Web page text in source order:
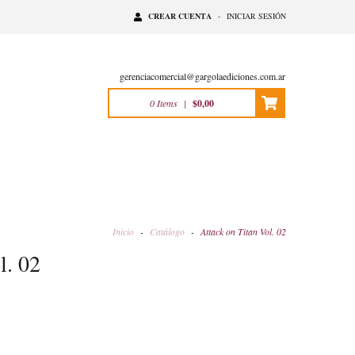
CREAR CUENTA - INICIAR SESIÓN
gerenciacomercial@gargolaediciones.com.ar
0 Items | $0,00
Inicio - Catálogo - Attack on Titan Vol. 02
02